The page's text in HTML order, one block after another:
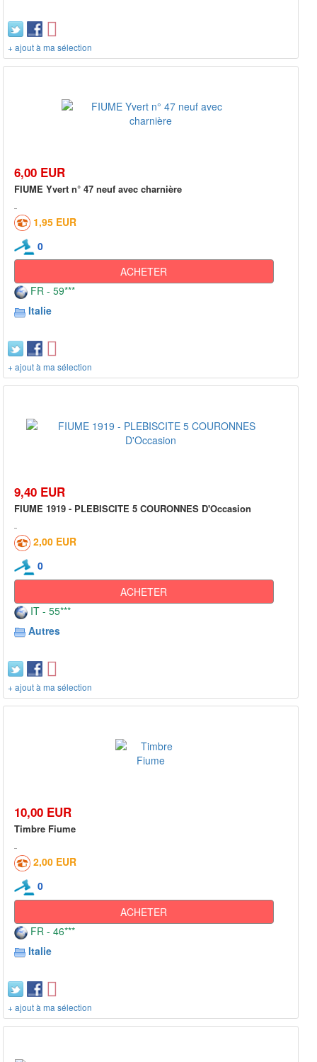
+ ajout à ma sélection
6,00 EUR
FIUME Yvert n° 47 neuf avec charnière
1,95 EUR
0
ACHETER
FR - 59***
Italie
+ ajout à ma sélection
9,40 EUR
FIUME 1919 - PLEBISCITE 5 COURONNES D'Occasion
2,00 EUR
0
ACHETER
IT - 55***
Autres
+ ajout à ma sélection
10,00 EUR
Timbre Fiume
2,00 EUR
0
ACHETER
FR - 46***
Italie
+ ajout à ma sélection